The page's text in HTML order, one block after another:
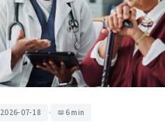
2026-07-18 • 6 min